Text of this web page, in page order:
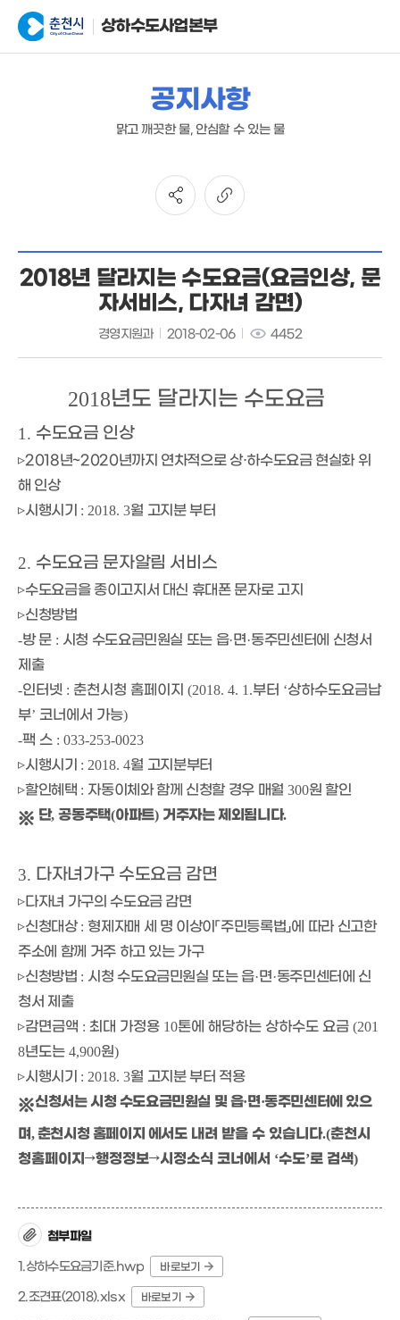
상하수도사업본부
공지사항
맑고 깨끗한 물, 안심할 수 있는 물
2018년 달라지는 수도요금(요금인상, 문
자서비스, 다자녀 감면)
경영지원과 2018-02-06 4452
2018년도 달라지는 수도요금
1. 수도요금 인상
▹2018년~2020년까지 연차적으로 상·하수도요금 현실화 위
해 인상
▹시행시기 : 2018. 3월 고지분 부터
2. 수도요금 문자알림 서비스
▹수도요금을 종이고지서 대신 휴대폰 문자로 고지
▹신청방법
-방 문 : 시청 수도요금민원실 또는 읍·면·동주민센터에 신청서
제출
-인터넷 : 춘천시청 홈페이지 (2018. 4. 1.부터 ‘상하수도요금납
부’ 코너에서 가능)
-팩 스 : 033-253-0023
▹시행시기 : 2018. 4월 고지분부터
▹할인혜택 : 자동이체와 함께 신청할 경우 매월 300원 할인
※ 단,공동주택(아파트) 거주자는 제외됩니다.
3. 다자녀가구 수도요금 감면
▹다자녀 가구의 수도요금 감면
▹신청대상: 형제자매 세 명 이상이「주민등록법 」에 따라 신고한
주소에 함께 거주 하고 있는 가구
▹신청방법 : 시청 수도요금민원실 또는 읍·면·동주민센터에 신
청서 제출
▹감면금액 : 최대 가정용 10톤에 해당하는 상하수도 요금 (201
8년도는 4,900원)
▹시행시기 : 2018. 3월 고지분 부터 적용
※신청서는 시청 수도요금민원실 및 읍·면·동주민센터에 있으
며,춘천시청 홈페이지 에서도 내려 받을 수 있습니다.(춘천시
청홈페이지→행정정보→시정소식 코너에서 ‘수도’로 검색)
첨부파일
1.상하수도요금기준.hwp
바로보기
2.조견표(2018).xlsx 바로보기